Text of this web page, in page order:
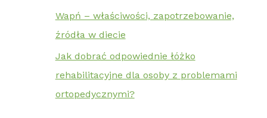
Wapń – właściwości, zapotrzebowanie,
źródła w diecie
Jak dobrać odpowiednie łóżko
rehabilitacyjne dla osoby z problemami
ortopedycznymi?